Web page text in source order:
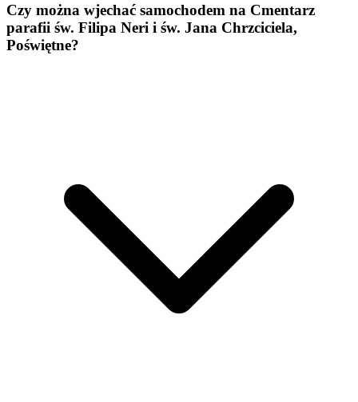
Czy można wjechać samochodem na Cmentarz
parafii św. Filipa Neri i św. Jana Chrzciciela,
Poświętne?